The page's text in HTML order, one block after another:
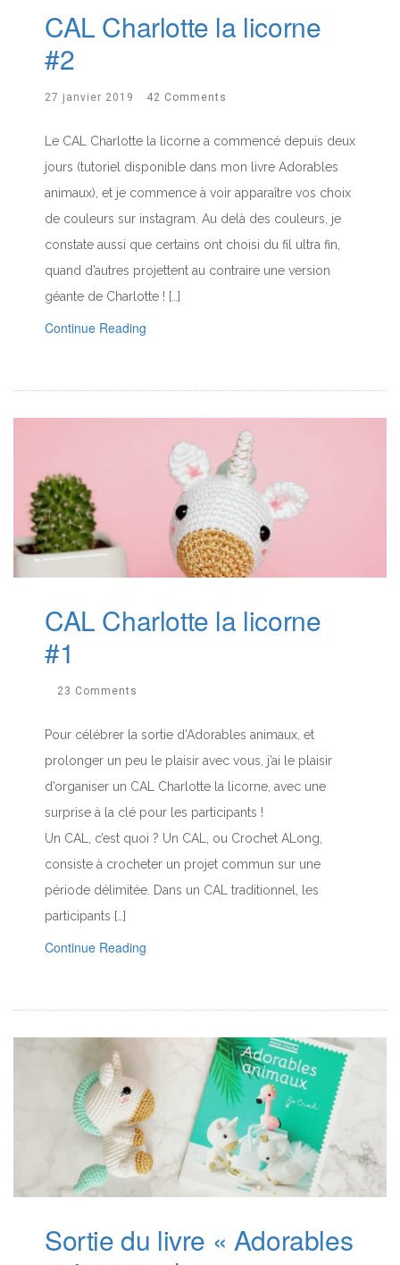
CAL Charlotte la licorne
#2
27 janvier 2019 42 Comments
Le CAL Charlotte la licorne a commencé depuis deux
jours (tutoriel disponible dans mon livre Adorables
animaux), et je commence à voir apparaître vos choix
de couleurs sur instagram. Au delà des couleurs, je
constate aussi que certains ont choisi du fil ultra fin,
quand d’autres projettent au contraire une version
géante de Charlotte ! […]
Continue Reading
CAL Charlotte la licorne
#1
23 Comments
Pour célébrer la sortie d’Adorables animaux, et
prolonger un peu le plaisir avec vous, j’ai le plaisir
d’organiser un CAL Charlotte la licorne, avec une
surprise à la clé pour les participants !
Un CAL, c’est quoi ? Un CAL, ou Crochet ALong,
consiste à crocheter un projet commun sur une
période délimitée. Dans un CAL traditionnel, les
participants […]
Continue Reading
Sortie du livre « Adorables